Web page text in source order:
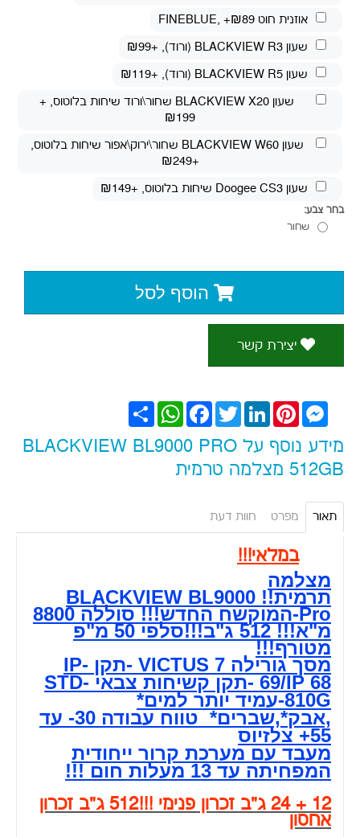
אוזנית חוט FINEBLUE , +₪89
שעון BLACKVIEW R3 (ורוד)
, +₪99
שעון BLACKVIEW R5 (ורוד)
, +₪119
שעון BLACKVIEW X20 שחור\ורוד שיחות בלוטוס
, +
₪199
שעון BLACKVIEW W60 שחור\ירוק\אפור שיחות בלוטוס
,
+₪249
שעון Doogee CS3 שיחות בלוטוס
, +₪149
בחר צבע:
שחור
הוסף לסל
יצירת קשר
שתף
WhatsAppFacebook TwitterLinkedInPinterest
Messenger
מידע נוסף על BLACKVIEW BL9000 PRO
512GB מצלמה טרמית
תאור מפרט חוות דעת
במלאי!!!
מצלמה
תרמית!! BLACKVIEW BL9000
Pro-המוקשח החדש!!! סוללה 8800
מ"א!!! 512 ג"ב!!!סלפי 50 מ"פ
מטורף!!!
מסך גורילה 7 VICTUS -תקן IP-
69/IP 68 -תקן קשיחות צבאי STD-
810G-עמיד יותר למים*
,אבק*,שברים* טווח עבודה 30- עד
55+ צלזיוס
מעבד עם מערכת קרור ייחודית
המפחיתה עד 13 מעלות חום !!!
12 + 24 ג"ב זכרון פנימי !!!512 ג"ב זכרון
אחסון